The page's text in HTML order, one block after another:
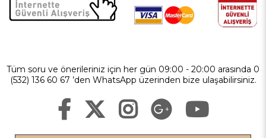
Tüm soru ve önerileriniz için her gün 09:00 - 20:00 arasında 0
(532) 136 60 67 ’den WhatsApp üzerinden bize ulaşabilirsiniz.